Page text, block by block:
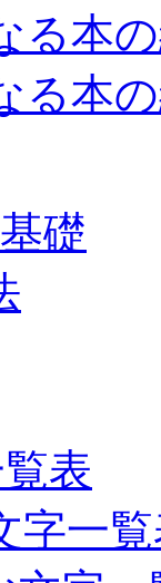
る本
る本
礎
表
字一